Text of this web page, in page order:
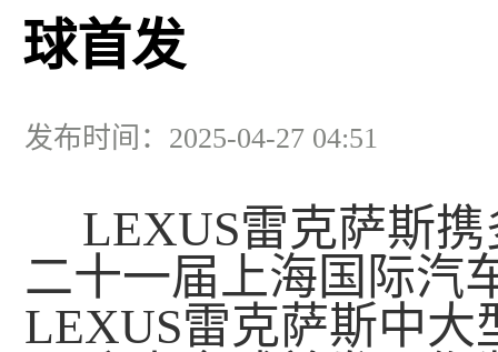
球首发
发布时间：2025-04-27 04:51
LEXUS雷克萨斯
二十一届上海国际汽
LEXUS雷克萨斯中